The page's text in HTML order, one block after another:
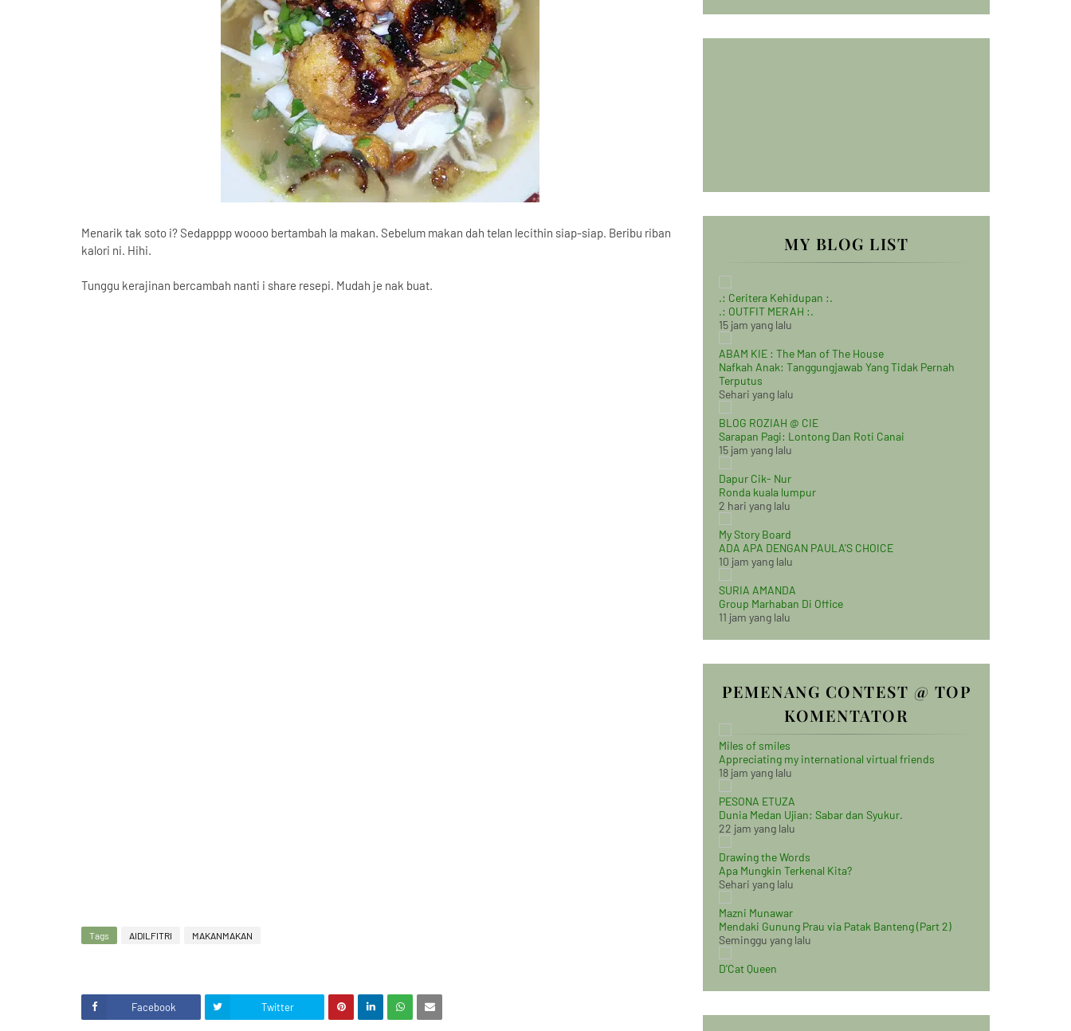
Menarik tak soto i? Sedapppp woooo bertambah la makan. Sebelum makan dah telan lecithin siap-siap. Beribu riban
kalori ni. Hihi.
Tunggu kerajinan bercambah nanti i share resepi. Mudah je nak buat.
Tags AIDILFITRI MAKANMAKAN
Facebook Twitter
MY BLOG LIST
.: Ceritera Kehidupan :.
.: OUTFIT MERAH :.
15 jam yang lalu
ABAM KIE : The Man of The House
Nafkah Anak: Tanggungjawab Yang Tidak Pernah
Terputus
Sehari yang lalu
BLOG ROZIAH @ CIE
Sarapan Pagi: Lontong Dan Roti Canai
15 jam yang lalu
Dapur Cik- Nur
Ronda kuala lumpur
2 hari yang lalu
My Story Board
ADA APA DENGAN PAULA'S CHOICE
10 jam yang lalu
SURIA AMANDA
Group Marhaban Di Office
11 jam yang lalu
PEMENANG CONTEST @ TOP
KOMENTATOR
Miles of smiles
Appreciating my international virtual friends
18 jam yang lalu
PESONA ETUZA
Dunia Medan Ujian: Sabar dan Syukur.
22 jam yang lalu
Drawing the Words
Apa Mungkin Terkenal Kita?
Sehari yang lalu
Mazni Munawar
Mendaki Gunung Prau via Patak Banteng (Part 2)
Seminggu yang lalu
D'Cat Queen